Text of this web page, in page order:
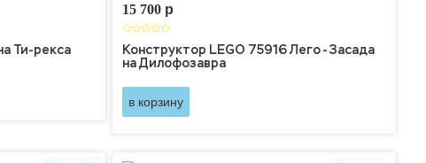
Ти-рекса
15 700 p
Конструктор LEGO 75916 Лего - Засада
на Дилофозавра
в корзину